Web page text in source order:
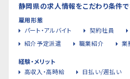
静岡県の求人情報をこだわり条件で
雇用形態
パート・アルバイト
契約社員
紹介予定派遣
職業紹介 業
経験・メリット
高収入・高時給
日払い/週払い